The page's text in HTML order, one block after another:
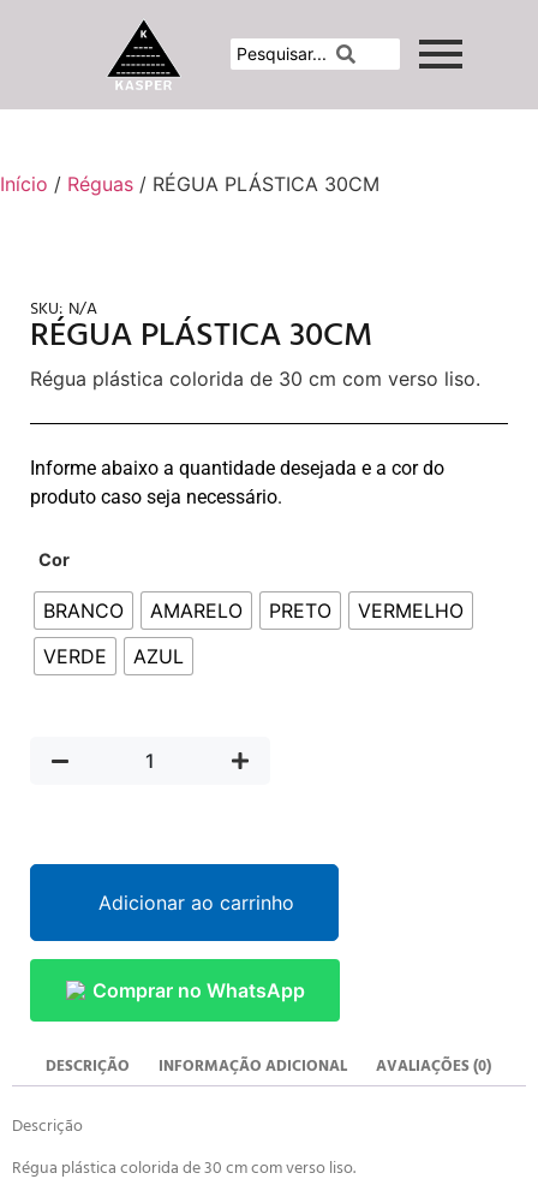
Início / Réguas / RÉGUA PLÁSTICA 30CM
SKU: N/A
RÉGUA PLÁSTICA 30CM
Régua plástica colorida de 30 cm com verso liso.
Informe abaixo a quantidade desejada e a cor do
produto caso seja necessário.
Cor
BRANCO AMARELO PRETO
VERMELHO
VERDE
AZUL
Adicionar ao carrinho
Comprar no WhatsApp
DESCRIÇÃO INFORMAÇÃO ADICIONAL AVALIAÇÕES (0)
Descrição
Régua plástica colorida de 30 cm com verso liso.